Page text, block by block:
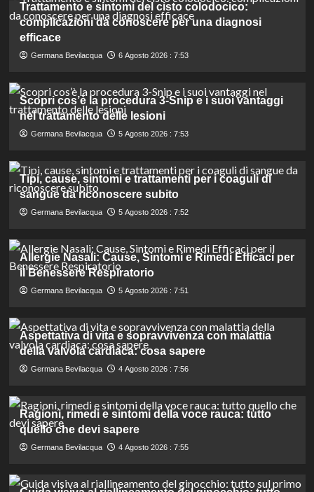
Trattamento e sintomi del cisto colodocico:
complicazioni da conoscere per una diagnosi
efficace
Germana Bevilacqua 6 Agosto 2026 : 7:53
Scopri cos’è la procedura 3-Snip e i suoi vantaggi
nel trattamento delle lesioni
Germana Bevilacqua 5 Agosto 2026 : 7:53
Tipi, cause, sintomi e trattamenti per i coaguli di
sangue da riconoscere subito
Germana Bevilacqua 5 Agosto 2026 : 7:52
Allergie Nasali: Cause, Sintomi e Rimedi Efficaci per
il Benessere Respiratorio
Germana Bevilacqua 5 Agosto 2026 : 7:51
Aspettativa di vita e sopravvivenza con malattia
della valvola cardiaca: cosa sapere
Germana Bevilacqua 4 Agosto 2026 : 7:56
Ragioni, rimedi e sintomi della voce rauca: tutto
quello che devi sapere
Germana Bevilacqua 4 Agosto 2026 : 7:55